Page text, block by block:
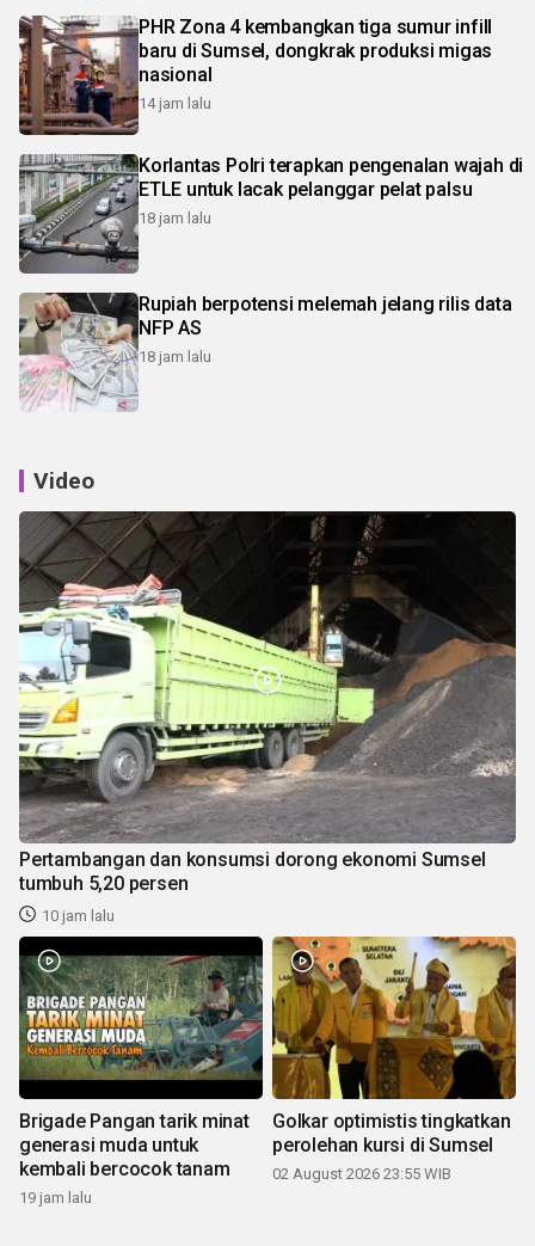
PHR Zona 4 kembangkan tiga sumur infill
baru di Sumsel, dongkrak produksi migas
nasional
14 jam lalu
Korlantas Polri terapkan pengenalan wajah di
ETLE untuk lacak pelanggar pelat palsu
18 jam lalu
Rupiah berpotensi melemah jelang rilis data
NFP AS
18 jam lalu
Video
Pertambangan dan konsumsi dorong ekonomi Sumsel
tumbuh 5,20 persen
10 jam lalu
Brigade Pangan tarik minat
generasi muda untuk
kembali bercocok tanam
19 jam lalu
Golkar optimistis tingkatkan
perolehan kursi di Sumsel
02 August 2026 23:55 WIB